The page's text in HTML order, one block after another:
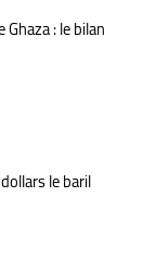
: le bilan
le baril